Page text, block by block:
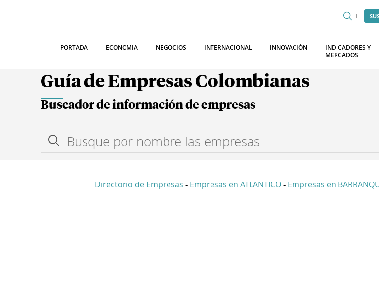
PORTADA ECONOMIA NEGOCIOS INTERNACIONAL INNOVACIÓN
INDICADORES Y
MERCADOS
Guía de Empresas Colombianas
Buscador de información de empresas
Directorio de Empresas - Empresas en ATLANTICO - Empresas en